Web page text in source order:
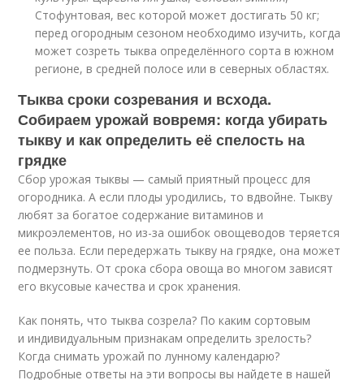
Стофунтовая, вес которой может достигать 50 кг;
перед огородным сезоном необходимо изучить, когда
может созреть тыква определённого сорта в южном
регионе, в средней полосе или в северных областях.
Тыква сроки созревания и всхода.
Собираем урожай вовремя: когда убирать
тыкву и как определить её спелость на
грядке
Сбор урожая тыквы — самый приятный процесс для
огородника. А если плоды уродились, то вдвойне. Тыкву
любят за богатое содержание витаминов и
микроэлементов, но из-за ошибок овощеводов теряется
ее польза. Если передержать тыкву на грядке, она может
подмерзнуть. От срока сбора овоща во многом зависят
его вкусовые качества и срок хранения.
Как понять, что тыква созрела? По каким сортовым
и индивидуальным признакам определить зрелость?
Когда снимать урожай по лунному календарю?
Подробные ответы на эти вопросы вы найдете в нашей